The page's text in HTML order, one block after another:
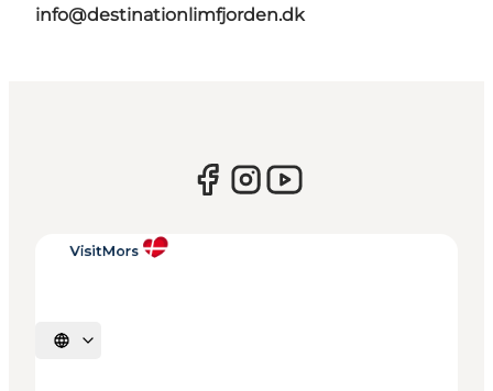
info@destinationlimfjorden.dk
Vælg sprog